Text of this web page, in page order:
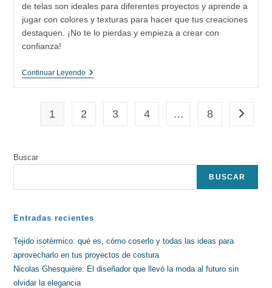
de telas son ideales para diferentes proyectos y aprende a
jugar con colores y texturas para hacer que tus creaciones
destaquen. ¡No te lo pierdas y empieza a crear con
confianza!
Continuar LeyendoCómo
Adecuadas
Para
1 2 3 4 … 8 Ir a la
Buscar
BUSCAR
Entradas recientes
Tejido isotérmico: qué es, cómo coserlo y todas las ideas para
aprovecharlo en tus proyectos de costura
Nicolas Ghesquière: El diseñador que llevó la moda al futuro sin
olvidar la elegancia